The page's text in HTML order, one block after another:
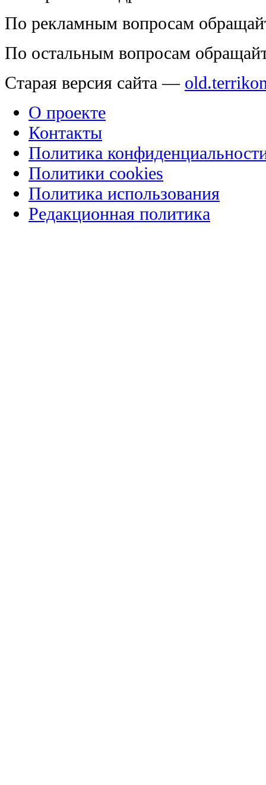
По рекламным вопросам
По остальным вопросам
Старая версия сайта —
О проекте
Контакты
Политика
Политики cookies
Политика использования
Редакционная политика